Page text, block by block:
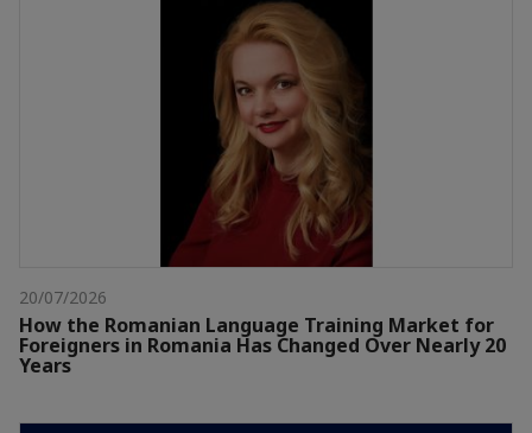
20/07/2026
How the Romanian Language Training Market for
Foreigners in Romania Has Changed Over Nearly 20
Years